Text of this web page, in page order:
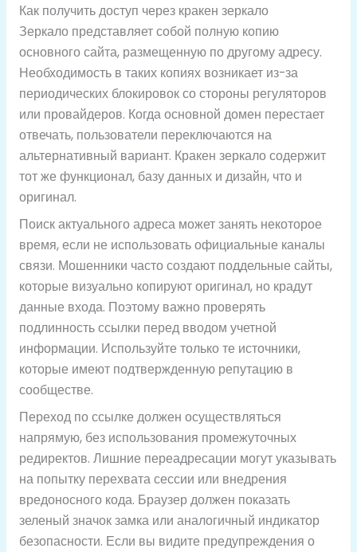
Как получить доступ через кракен зеркало
Зеркало представляет собой полную копию
основного сайта, размещенную по другому адресу.
Необходимость в таких копиях возникает из-за
периодических блокировок со стороны регуляторов
или провайдеров. Когда основной домен перестает
отвечать, пользователи переключаются на
альтернативный вариант. Кракен зеркало содержит
тот же функционал, базу данных и дизайн, что и
оригинал.
Поиск актуального адреса может занять некоторое
время, если не использовать официальные каналы
связи. Мошенники часто создают поддельные сайты,
которые визуально копируют оригинал, но крадут
данные входа. Поэтому важно проверять
подлинность ссылки перед вводом учетной
информации. Используйте только те источники,
которые имеют подтвержденную репутацию в
сообществе.
Переход по ссылке должен осуществляться
напрямую, без использования промежуточных
редиректов. Лишние переадресации могут указывать
на попытку перехвата сессии или внедрения
вредоносного кода. Браузер должен показать
зеленый значок замка или аналогичный индикатор
безопасности. Если вы видите предупреждения о